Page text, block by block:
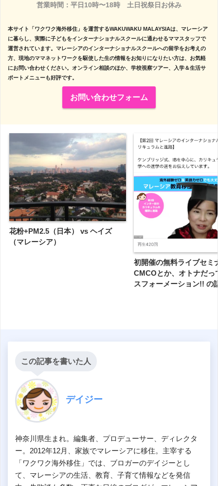
営業時間：平日10時〜18時　土日祝祭日お休み
本サイト「ワクワク海外移住」を運営するWAKUWAKU MALAYSIAは、マレーシア
に暮らし、実際に子どもをインターナショナルスクールに通わせるママスタッフで
運営されています。マレーシアのインターナショナルスクールへの留学をお考えの
方、現地のママネットワークを駆使した生の情報をお知りになりたい方は、お気軽
にお問い合わせください。オンライン相談のほか、学校視察ツアー、入学＆生活サ
ポートメニューも好評です。
お問い合わせフォーム
花粉+PM2.5（日本） vs ヘイズ
（マレーシア）
初開催の無料ライブセミ
CMCOとか、オトナだっ
スフォーメーション!! の
この記事を書いた人
デイジー
神奈川県生まれ。編集者、プロデューサー、ディレクタ
ー。2012年12月、家族でマレーシアに移住。主宰する
「ワクワク海外移住」では、ブロガーのデイジーとし
て、マレーシアの生活、教育、子育て情報などを発信